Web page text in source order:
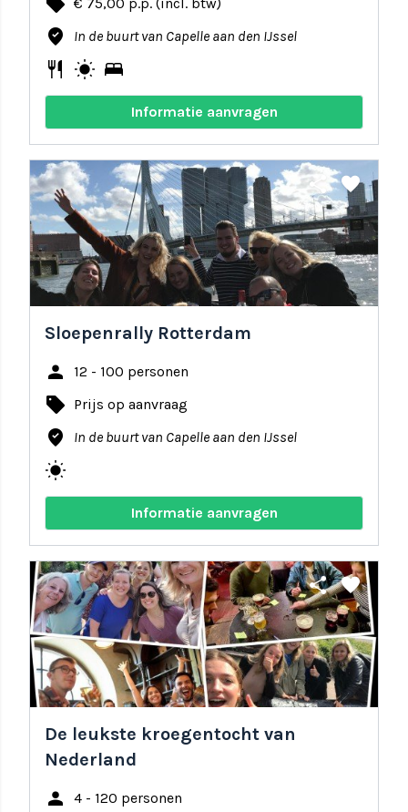
where_to_vote In de buurt van Capelle aan den IJssel
restaurant wb_sunny bed
Informatie aanvragen
share favorite
Sloepenrally Rotterdam
person 12 - 100 personen
local_offer Prijs op aanvraag
where_to_vote In de buurt van Capelle aan den IJssel
wb_sunny
Informatie aanvragen
share favorite
De leukste kroegentocht van
Nederland
person 4 - 120 personen